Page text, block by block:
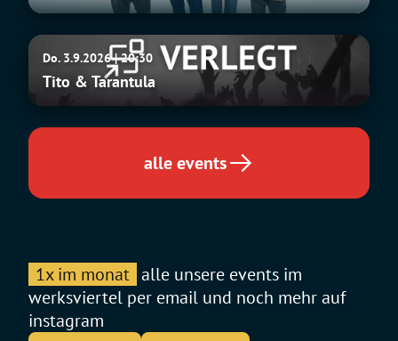
Tito
Tarantula
Do. 3.9.2026 | 20:30
Tito & Tarantula
alle events
1x im monat alle unsere events im
werksviertel per email und noch mehr auf
instagram